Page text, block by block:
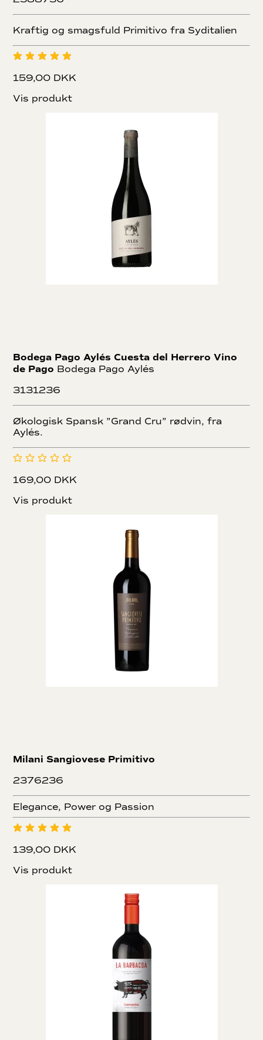
Kraftig og smagsfuld Primitivo fra Syditalien
159,00 DKK
Vis produkt
Bodega Pago Aylés Cuesta del Herrero Vino
de Pago Bodega Pago Aylés
3131236
Økologisk Spansk ”Grand Cru” rødvin, fra
Aylés.
169,00 DKK
Vis produkt
Milani Sangiovese Primitivo
2376236
Elegance, Power og Passion
139,00 DKK
Vis produkt